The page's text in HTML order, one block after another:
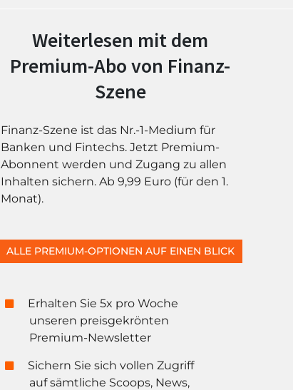
Weiterlesen mit dem
Premium-Abo von Finanz-
Szene
Finanz-Szene ist das Nr.-1-Medium für
Banken und Fintechs. Jetzt Premium-
Abonnent werden und Zugang zu allen
Inhalten sichern. Ab 9,99 Euro (für den 1.
Monat).
ALLE PREMIUM-OPTIONEN AUF EINEN BLICK
Erhalten Sie 5x pro Woche
unseren preisgekrönten
Premium-Newsletter
Sichern Sie sich vollen Zugriff
auf sämtliche Scoops, News,